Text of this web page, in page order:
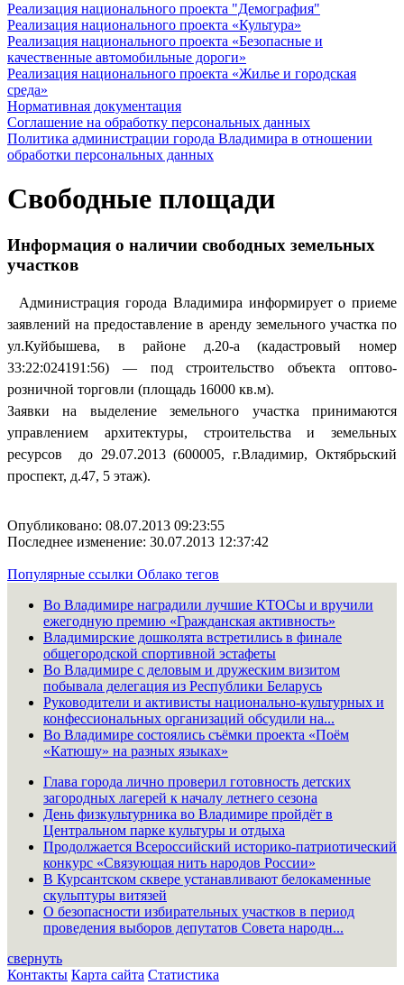
Реализация национального проекта "Демография"
Реализация национального проекта «Культура»
Реализация национального проекта «Безопасные и
качественные автомобильные дороги»
Реализация национального проекта «Жилье и городская
среда»
Нормативная документация
Соглашение на обработку персональных данных
Политика администрации города Владимира в отношении
обработки персональных данных
Свободные площади
Информация о наличии свободных земельных
участков
Администрация города Владимира информирует о приеме
заявлений на предоставление в аренду земельного участка по
ул.Куйбышева, в районе д.20-а (кадастровый номер
33:22:024191:56) — под строительство объекта оптово-
розничной торговли (площадь 16000 кв.м).
Заявки на выделение земельного участка принимаются
управлением архитектуры, строительства и земельных
ресурсов до 29.07.2013 (600005, г.Владимир, Октябрьский
проспект, д.47, 5 этаж).
Опубликовано: 08.07.2013 09:23:55
Последнее изменение: 30.07.2013 12:37:42
Популярные ссылки Облако тегов
Во Владимире наградили лучшие КТОСы и вручили
ежегодную премию «Гражданская активность»
Владимирские дошколята встретились в финале
общегородской спортивной эстафеты
Во Владимире с деловым и дружеским визитом
побывала делегация из Республики Беларусь
Руководители и активисты национально-культурных и
конфессиональных организаций обсудили на...
Во Владимире состоялись съёмки проекта «Поём
«Катюшу» на разных языках»
Глава города лично проверил готовность детских
загородных лагерей к началу летнего сезона
День физкультурника во Владимире пройдёт в
Центральном парке культуры и отдыха
Продолжается Всероссийский историко-патриотический
конкурс «Связующая нить народов России»
В Курсантском сквере устанавливают белокаменные
скульптуры витязей
О безопасности избирательных участков в период
проведения выборов депутатов Совета народн...
свернуть
Контакты Карта сайта Статистика